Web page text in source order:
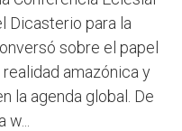
Dicasterio para la
sobre el papel
amazónica y
la agenda global. De